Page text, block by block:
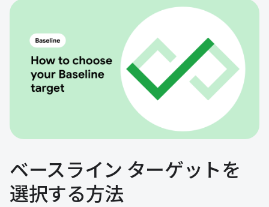
ベースライン ターゲットを
選択する方法